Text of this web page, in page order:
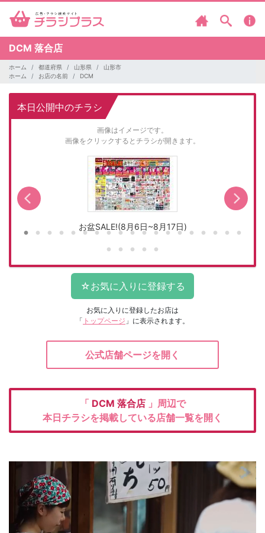
DCM 落合店
ホーム 都道府県 山形県
山形市
ホーム
お店の名前 DCM
本日公開中のチラシ
画像はイメージです。
画像をクリックするとチラシが開きます。
お盆SALE!(8月6日~8月17日)
お気に入りに登録したお店は
「 トップページ 」に表示されます。
公式店舗ページを開く
「 DCM 落合店 」周辺で
本日チラシを掲載している店舗一覧を開く